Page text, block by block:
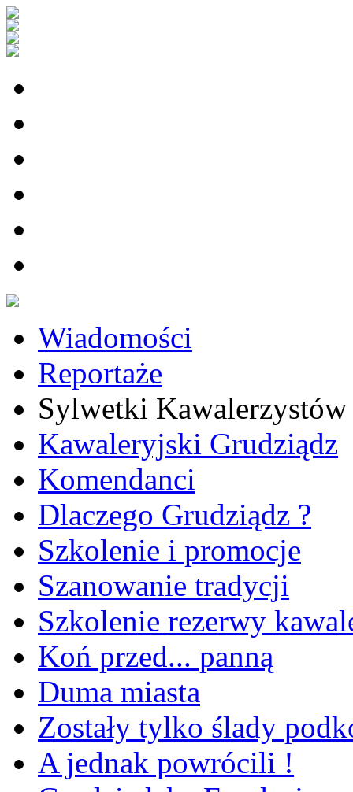
Wiadomości
Reportaże
Sylwetki Kawalerzystów
Kawaleryjski Grudziądz
Komendanci
Dlaczego Grudziądz ?
Szkolenie i promocje
Szanowanie tradycji
Szkolenie rezerwy
Koń przed... panną
Duma miasta
Zostały tylko ślady
A jednak powrócili !